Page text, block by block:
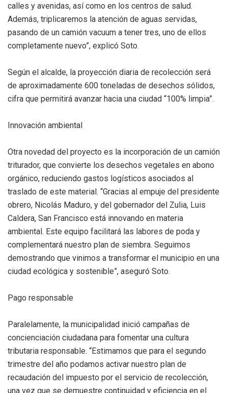
calles y avenidas, así como en los centros de salud.
Además, triplicaremos la atención de aguas servidas,
pasando de un camión vacuum a tener tres, uno de ellos
completamente nuevo”, explicó Soto.
Según el alcalde, la proyección diaria de recolección será
de aproximadamente 600 toneladas de desechos sólidos,
cifra que permitirá avanzar hacia una ciudad “100% limpia”.
Innovación ambiental
Otra novedad del proyecto es la incorporación de un camión
triturador, que convierte los desechos vegetales en abono
orgánico, reduciendo gastos logísticos asociados al
traslado de este material. “Gracias al empuje del presidente
obrero, Nicolás Maduro, y del gobernador del Zulia, Luis
Caldera, San Francisco está innovando en materia
ambiental. Este equipo facilitará las labores de poda y
complementará nuestro plan de siembra. Seguimos
demostrando que vinimos a transformar el municipio en una
ciudad ecológica y sostenible”, aseguró Soto.
Pago responsable
Paralelamente, la municipalidad inició campañas de
concienciación ciudadana para fomentar una cultura
tributaria responsable. “Estimamos que para el segundo
trimestre del año podamos activar nuestro plan de
recaudación del impuesto por el servicio de recolección,
una vez que se demuestre continuidad y eficiencia en el